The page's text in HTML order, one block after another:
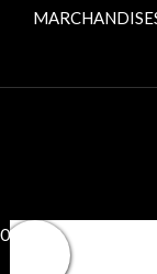
0